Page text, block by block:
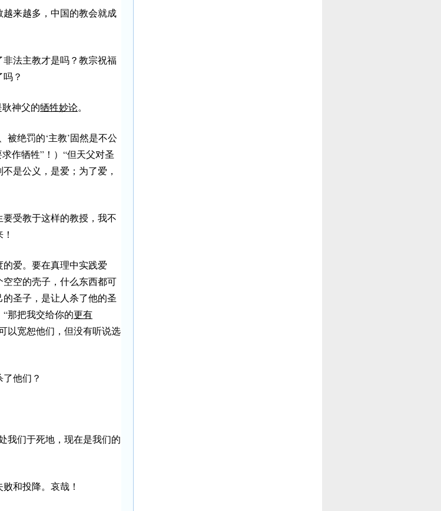
来越多，中国的教会就成
法主教才是吗？教宗祝福
？
神父的牺牲妙论。
被绝罚的‘主教’固然是不公
作牺牲”！）“但天父对圣
是公义，是爱；为了爱，
受教于这样的教授，我不
爱。要在真理中实践爱
空的壳子，什么东西都可
圣子，是让人杀了他的圣
那把我交给你的更有
以宽恕他们，但没有听说选
他们？
我们于死地，现在是我们的
和投降。 哀哉！